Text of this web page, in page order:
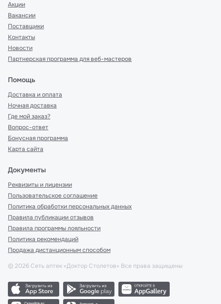
Акции
Вакансии
Поставщики
Контакты
Новости
Партнерская программа для веб-мастеров
Помощь
Доставка и оплата
Ночная доставка
Где мой заказ?
Вопрос-ответ
Бонусная программа
Карта сайта
Документы
Реквизиты и лицензии
Пользовательское соглашение
Политика обработки персональных данных
Правила публикации отзывов
Правила программы лояльности
Политика рекомендаций
Продажа дистанционным способом
© 2026 Сеть аптек «Доктор Столетов» Все права защищены